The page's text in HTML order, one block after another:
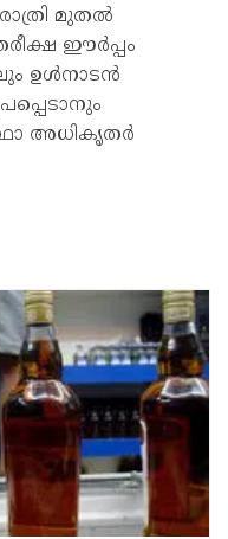
മുതല്‍
ഈര്‍പ്പം
ഉള്‍നാടന്‍
അധികൃതര്‍